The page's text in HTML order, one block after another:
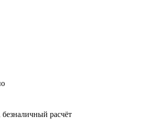
расчёт